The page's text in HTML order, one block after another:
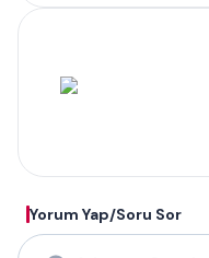
Yorum Yap/Soru Sor